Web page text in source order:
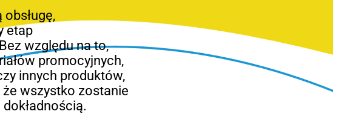
etap
względu na to,
promocyjnych,
innych produktów,
wszystko zostanie